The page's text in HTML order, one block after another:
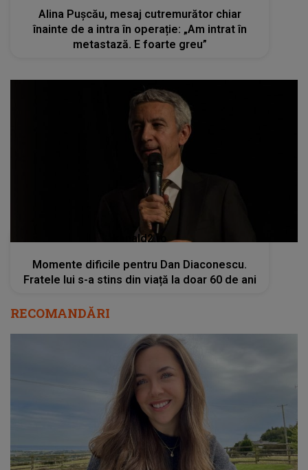
Alina Pușcău, mesaj cutremurător chiar
înainte de a intra în operație: „Am intrat în
metastază. E foarte greu”
kanald2.ro
Momente dificile pentru Dan Diaconescu.
Fratele lui s-a stins din viață la doar 60 de ani
RECOMANDĂRI